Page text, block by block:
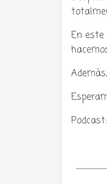
En este
Podcast: